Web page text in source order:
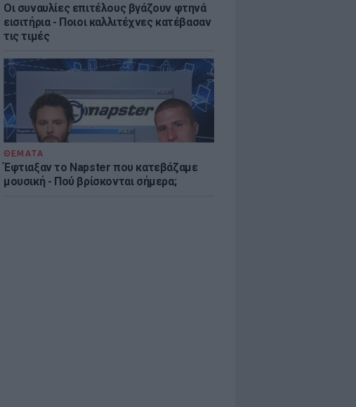
Οι συναυλίες επιτέλους βγάζουν φτηνά
εισιτήρια - Ποιοι καλλιτέχνες κατέβασαν
τις τιμές
ΘΕΜΑΤΑ
Έφτιαξαν το Napster που κατεβάζαμε
μουσική - Πού βρίσκονται σήμερα;